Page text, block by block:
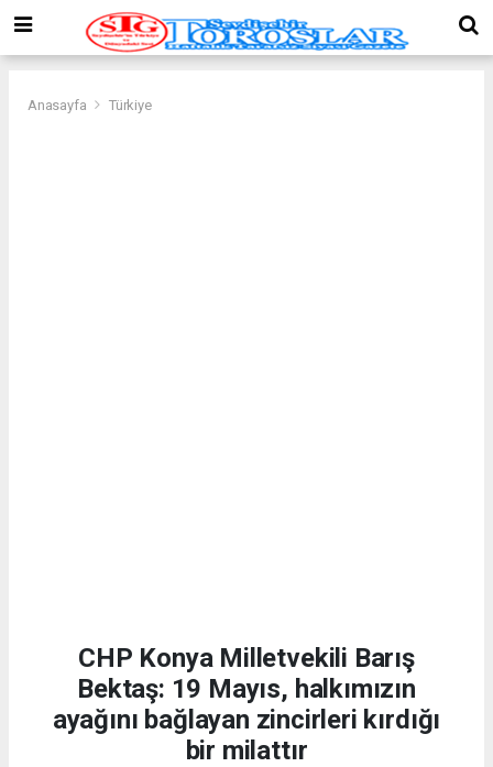
Anasayfa Türkiye
CHP Konya Milletvekili Barış
Bektaş: 19 Mayıs, halkımızın
ayağını bağlayan zincirleri kırdığı
bir milattır